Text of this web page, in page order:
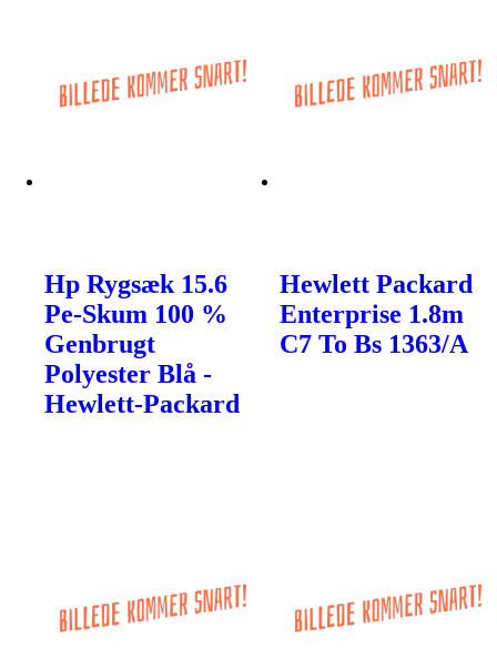
Hp Rygsæk 15.6
Pe-Skum 100 %
Genbrugt
Polyester Blå -
Hewlett-Packard
Hewlett Packard
Enterprise 1.8m
C7 To Bs 1363/A